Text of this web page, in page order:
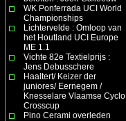
WK Ponferrada UCI World
Championships
Lichtervelde : Omloop van
het Houtland UCI Europe
ME 1.1
Vichte 82e Textielprijs :
Jens Debusschere
Haaltert/ Keizer der
juniores/ Eernegem /
Knesselare Vlaamse Cyclo
Crosscup
Pino Cerami overleden